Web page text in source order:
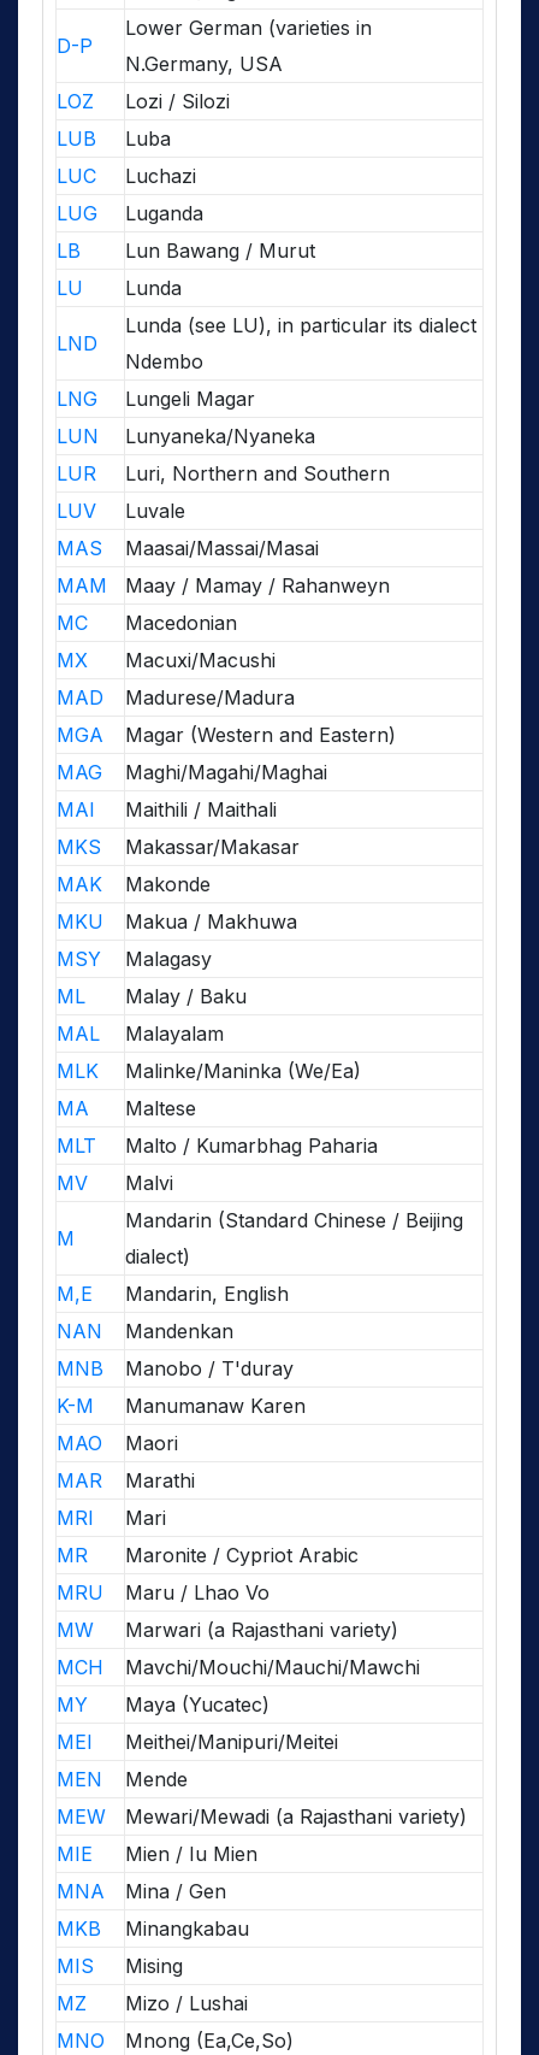
D-P
Lower German (varieties in
N.Germany, USA
LOZ
Lozi / Silozi
LUB
Luba
LUC
Luchazi
LUG
Luganda
LB
Lun Bawang / Murut
LU
Lunda
LND
Lunda (see LU), in particular its dialect
Ndembo
LNG
Lungeli Magar
LUN
Lunyaneka/Nyaneka
LUR
Luri, Northern and Southern
LUV
Luvale
MAS
Maasai/Massai/Masai
MAM
Maay / Mamay / Rahanweyn
MC
Macedonian
MX
Macuxi/Macushi
MAD
Madurese/Madura
MGA
Magar (Western and Eastern)
MAG
Maghi/Magahi/Maghai
MAI
Maithili / Maithali
MKS
Makassar/Makasar
MAK
Makonde
MKU
Makua / Makhuwa
MSY
Malagasy
ML
Malay / Baku
MAL
Malayalam
MLK
Malinke/Maninka (We/Ea)
MA
Maltese
MLT
Malto / Kumarbhag Paharia
MV
Malvi
M
Mandarin (Standard Chinese / Beijing
dialect)
M,E
Mandarin, English
NAN
Mandenkan
MNB
Manobo / T'duray
K-M
Manumanaw Karen
MAO
Maori
MAR
Marathi
MRI
Mari
MR
Maronite / Cypriot Arabic
MRU
Maru / Lhao Vo
MW
Marwari (a Rajasthani variety)
MCH
Mavchi/Mouchi/Mauchi/Mawchi
MY
Maya (Yucatec)
MEI
Meithei/Manipuri/Meitei
MEN
Mende
MEW
Mewari/Mewadi (a Rajasthani variety)
MIE
Mien / Iu Mien
MNA
Mina / Gen
MKB
Minangkabau
MIS
Mising
MZ
Mizo / Lushai
MNO
Mnong (Ea,Ce,So)